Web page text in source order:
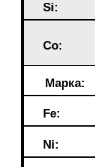
Si:
Co:
Марка:
Fe:
Ni: